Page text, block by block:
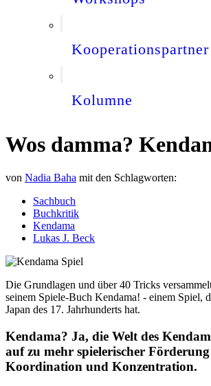
Kooperationspartner
Kolumne
Wos damma?
von Nadia Baha mit den Schlagworten:
Sachbuch
Buchkritik
Kendama
Lukas J. Beck
Die Grundlagen und über 40 Tricks
seinem Spiele-Buch Kendama! - einem Spiel,
Japan des 17. Jahrhunderts hat.
Kendama? Ja, die Welt des
auf zu mehr spielerischer
Koordination und Konzentration.